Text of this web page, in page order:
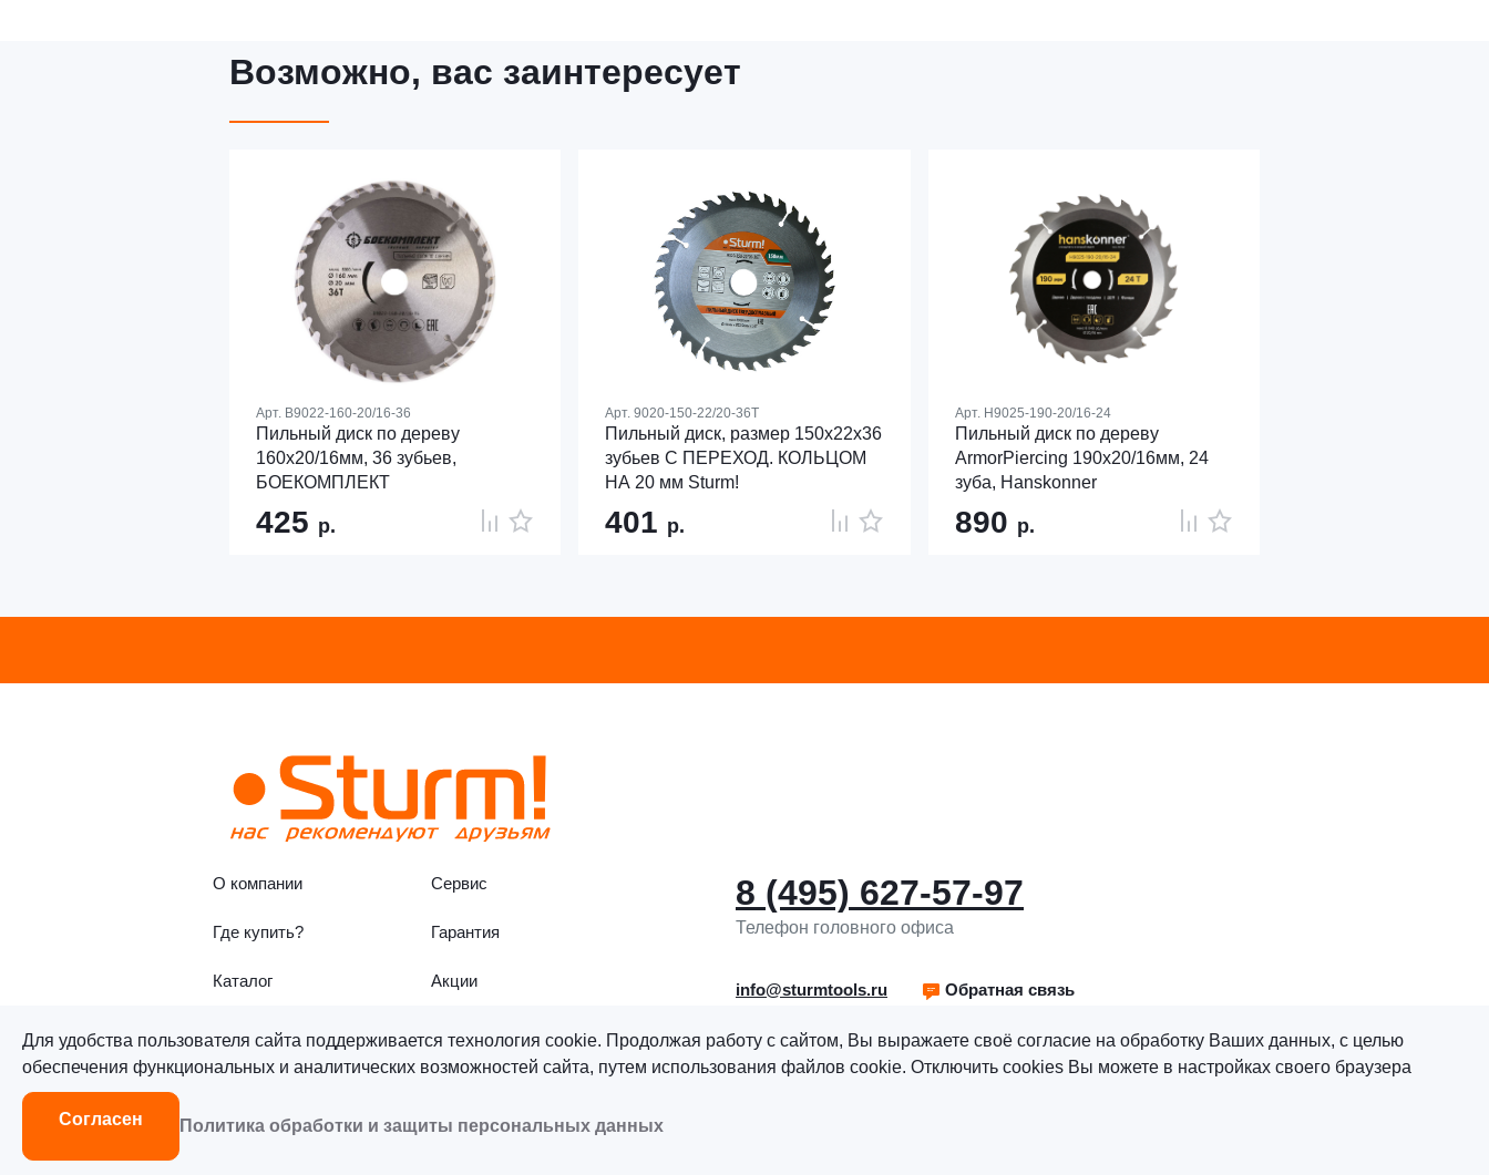
Возможно, вас заинтересует
Арт. B9022-160-20/16-36
Пильный диск по дереву
160x20/16мм, 36 зубьев,
БОЕКОМПЛЕКТ
425 р.
Арт.9020-150-22/20-36T
Пильный диск, размер 150x22x36
зубьев С ПЕРЕХОД. КОЛЬЦОМ
НА 20 мм Sturm!
401 р.
Арт. H9025-190-20/16-24
Пильный диск по дереву
ArmorPiercing 190x20/16мм, 24
зуба, Hanskonner
890 р.
О компании Сервис
Где купить? Гарантия
Каталог Акции
8 (495) 627-57-97
Телефон головного офиса
info@sturmtools.ru Обратная связь
Для удобства пользователя сайта поддерживается технология cookie. Продолжая работу с сайтом, Вы выражаете своё согласие на обработку Ваших данных, с целью
обеспечения функциональных и аналитических возможностей сайта, путем использования файлов cookie. Отключить cookies Вы можете в настройках своего браузера
Согласен Политика обработки и защиты персональных данных